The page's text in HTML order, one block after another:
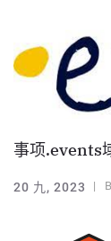
事项.events
20 九, 2023